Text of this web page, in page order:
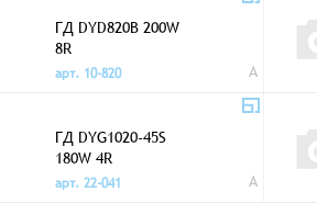
ГД DYD820B 200W
8R
арт. 10-820
A
ГД DYG1020-45S
180W 4R
арт. 22-041
A